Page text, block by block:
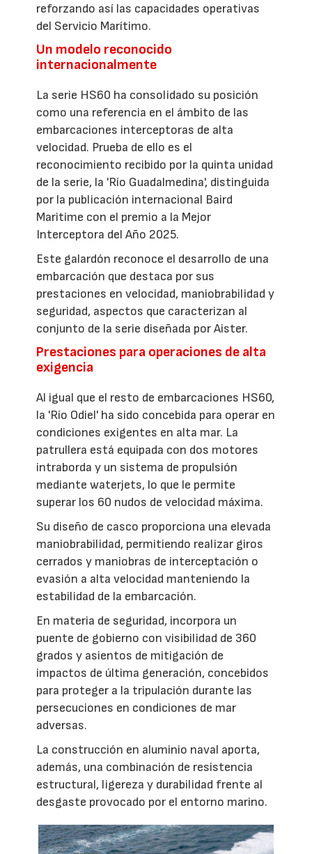
reforzando así las capacidades operativas
del Servicio Marítimo.
Un modelo reconocido
internacionalmente
La serie HS60 ha consolidado su posición
como una referencia en el ámbito de las
embarcaciones interceptoras de alta
velocidad. Prueba de ello es el
reconocimiento recibido por la quinta unidad
de la serie, la 'Río Guadalmedina', distinguida
por la publicación internacional Baird
Maritime con el premio a la Mejor
Interceptora del Año 2025.
Este galardón reconoce el desarrollo de una
embarcación que destaca por sus
prestaciones en velocidad, maniobrabilidad y
seguridad, aspectos que caracterizan al
conjunto de la serie diseñada por Aister.
Prestaciones para operaciones de alta
exigencia
Al igual que el resto de embarcaciones HS60,
la 'Río Odiel' ha sido concebida para operar en
condiciones exigentes en alta mar. La
patrullera está equipada con dos motores
intraborda y un sistema de propulsión
mediante waterjets, lo que le permite
superar los 60 nudos de velocidad máxima.
Su diseño de casco proporciona una elevada
maniobrabilidad, permitiendo realizar giros
cerrados y maniobras de interceptación o
evasión a alta velocidad manteniendo la
estabilidad de la embarcación.
En materia de seguridad, incorpora un
puente de gobierno con visibilidad de 360
grados y asientos de mitigación de
impactos de última generación, concebidos
para proteger a la tripulación durante las
persecuciones en condiciones de mar
adversas.
La construcción en aluminio naval aporta,
además, una combinación de resistencia
estructural, ligereza y durabilidad frente al
desgaste provocado por el entorno marino.